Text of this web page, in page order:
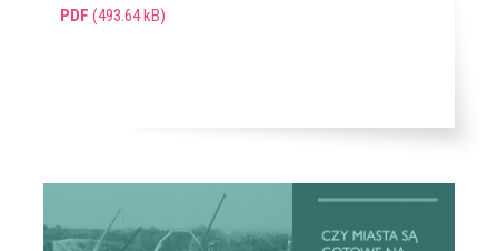
PDF (493.64 kB)